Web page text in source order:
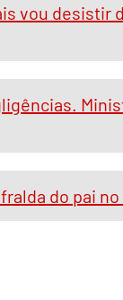
vou desistir
do pai